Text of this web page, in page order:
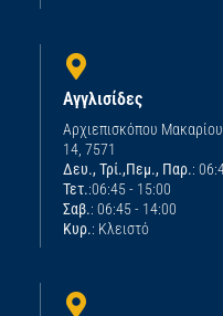
Αγγλισίδες
Αρχιεπισκόπου Μακαρίου
14, 7571
Δευ., Τρί.,Πεμ., Παρ.:
Τετ.:06:45 - 15:00
Σαβ.: 06:45 - 14:00
Κυρ.: Κλειστό